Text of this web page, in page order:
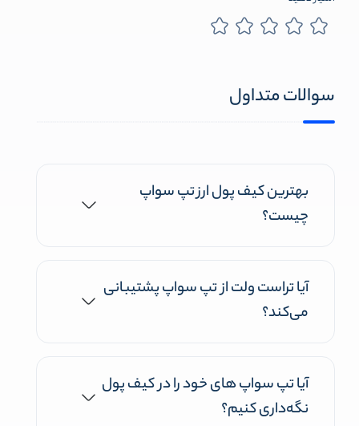
سوالات متداول
بهترین کیف پول ارز تپ سواپ
چیست؟
آیا تراست ولت از تپ سواپ پشتیبانی
می‌کند؟
آیا تپ سواپ های خود را در کیف پول
نگه‌داری کنیم؟